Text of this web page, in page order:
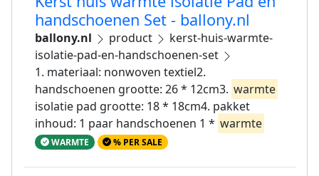
handschoenen Set - ballony.nl
ballony.nl product
kerst-huis-warmte-
isolatie-pad-en-handschoenen-set
1. materiaal: nonwoven textiel2.
handschoenen grootte: 26 * 12cm3. warmte
isolatie pad grootte: 18 * 18cm4. pakket
inhoud: 1 paar handschoenen 1 * warmte
WARMTE % PER SALE